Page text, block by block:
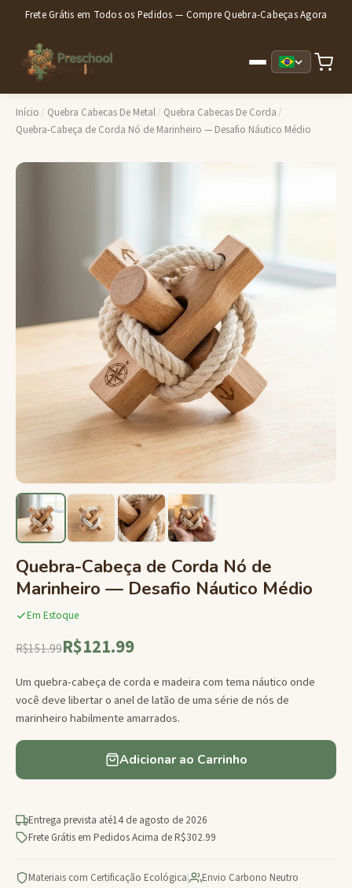
Frete Grátis em Todos os Pedidos — Compre Quebra-Cabeças Agora
Início / Quebra Cabecas De Metal/ Quebra Cabecas De Corda /
Quebra-Cabeça de Corda Nó de Marinheiro — Desafio Náutico Médio
Quebra-Cabeça de Corda Nó de
Marinheiro — Desafio Náutico Médio
Em Estoque
R$151.99R$121.99
Um quebra-cabeça de corda e madeira com tema náutico onde
você deve libertar o anel de latão de uma série de nós de
marinheiro habilmente amarrados.
Adicionar ao Carrinho
Entrega prevista até14 de agosto de 2026
Frete Grátis em Pedidos Acima de R$302.99
Materiais com Certificação Ecológica| Envio Carbono Neutro